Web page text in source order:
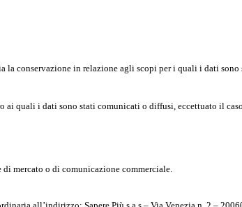
conservazione in relazione agli scopi per i quali i dati sono
ai quali i dati sono stati comunicati o diffusi, eccettuato il
mercato o di comunicazione commerciale.